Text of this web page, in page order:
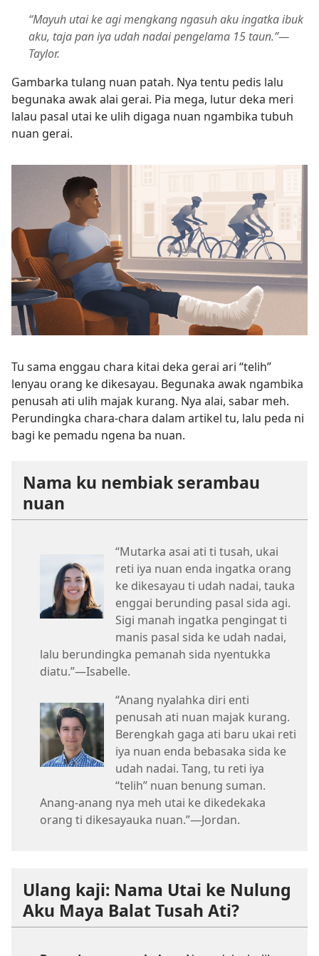
“Mayuh utai ke agi mengkang ngasuh aku ingatka ibuk
aku, taja pan iya udah nadai pengelama 15 taun.”—
Taylor.
Gambarka tulang nuan patah. Nya tentu pedis lalu
begunaka awak alai gerai. Pia mega, lutur deka meri
lalau pasal utai ke ulih digaga nuan ngambika tubuh
nuan gerai.
Tu sama enggau chara kitai deka gerai ari “telih”
lenyau orang ke dikesayau. Begunaka awak ngambika
penusah ati ulih majak kurang. Nya alai, sabar meh.
Perundingka chara-chara dalam artikel tu, lalu peda ni
bagi ke pemadu ngena ba nuan.
Nama ku nembiak serambau
nuan
“Mutarka asai ati ti tusah, ukai
reti iya nuan enda ingatka orang
ke dikesayau ti udah nadai, tauka
enggai berunding pasal sida agi.
Sigi manah ingatka pengingat ti
manis pasal sida ke udah nadai,
lalu berundingka pemanah sida nyentukka
diatu.”—Isabelle.
“Anang nyalahka diri enti
penusah ati nuan majak kurang.
Berengkah gaga ati baru ukai reti
iya nuan enda bebasaka sida ke
udah nadai. Tang, tu reti iya
“telih” nuan benung suman.
Anang-anang nya meh utai ke dikedekaka
orang ti dikesayauka nuan.”—Jordan.
Ulang kaji: Nama Utai ke Nulung
Aku Maya Balat Tusah Ati?